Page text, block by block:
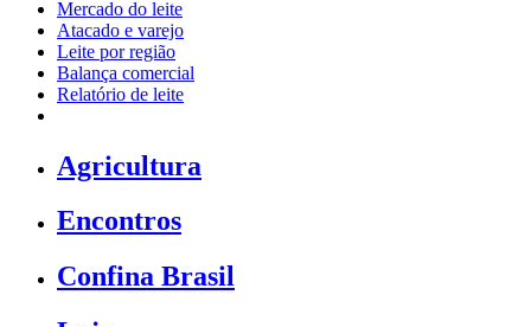
Mercado do leite
Atacado e varejo
Leite por região
Balança comercial
Relatório de leite
Agricultura
Encontros
Confina Brasil